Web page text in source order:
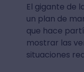
El gigante de
un plan de
que hace
mostrar las
situaciones